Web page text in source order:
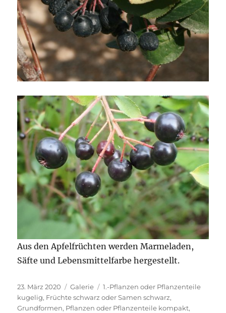
Aus den Apfelfrüchten werden Marmeladen,
Säfte und Lebensmittelfarbe hergestellt.
Veröffentlicht
am
23. März 2020 Format
Galerie Kategorien
1.-Pflanzen oder Pflanzenteile
kugelig, Früchte schwarz oder Samen schwarz,
Grundformen, Pflanzen oder Pflanzenteile kompakt,